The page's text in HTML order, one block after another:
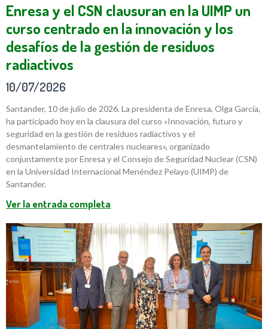
Enresa y el CSN clausuran en la UIMP un
curso centrado en la innovación y los
desafíos de la gestión de residuos
radiactivos
10/07/2026
Santander, 10 de julio de 2026. La presidenta de Enresa, Olga García,
ha participado hoy en la clausura del curso «Innovación, futuro y
seguridad en la gestión de residuos radiactivos y el
desmantelamiento de centrales nucleares», organizado
conjuntamente por Enresa y el Consejo de Seguridad Nuclear (CSN)
en la Universidad Internacional Menéndez Pelayo (UIMP) de
Santander.
Ver la entrada completa